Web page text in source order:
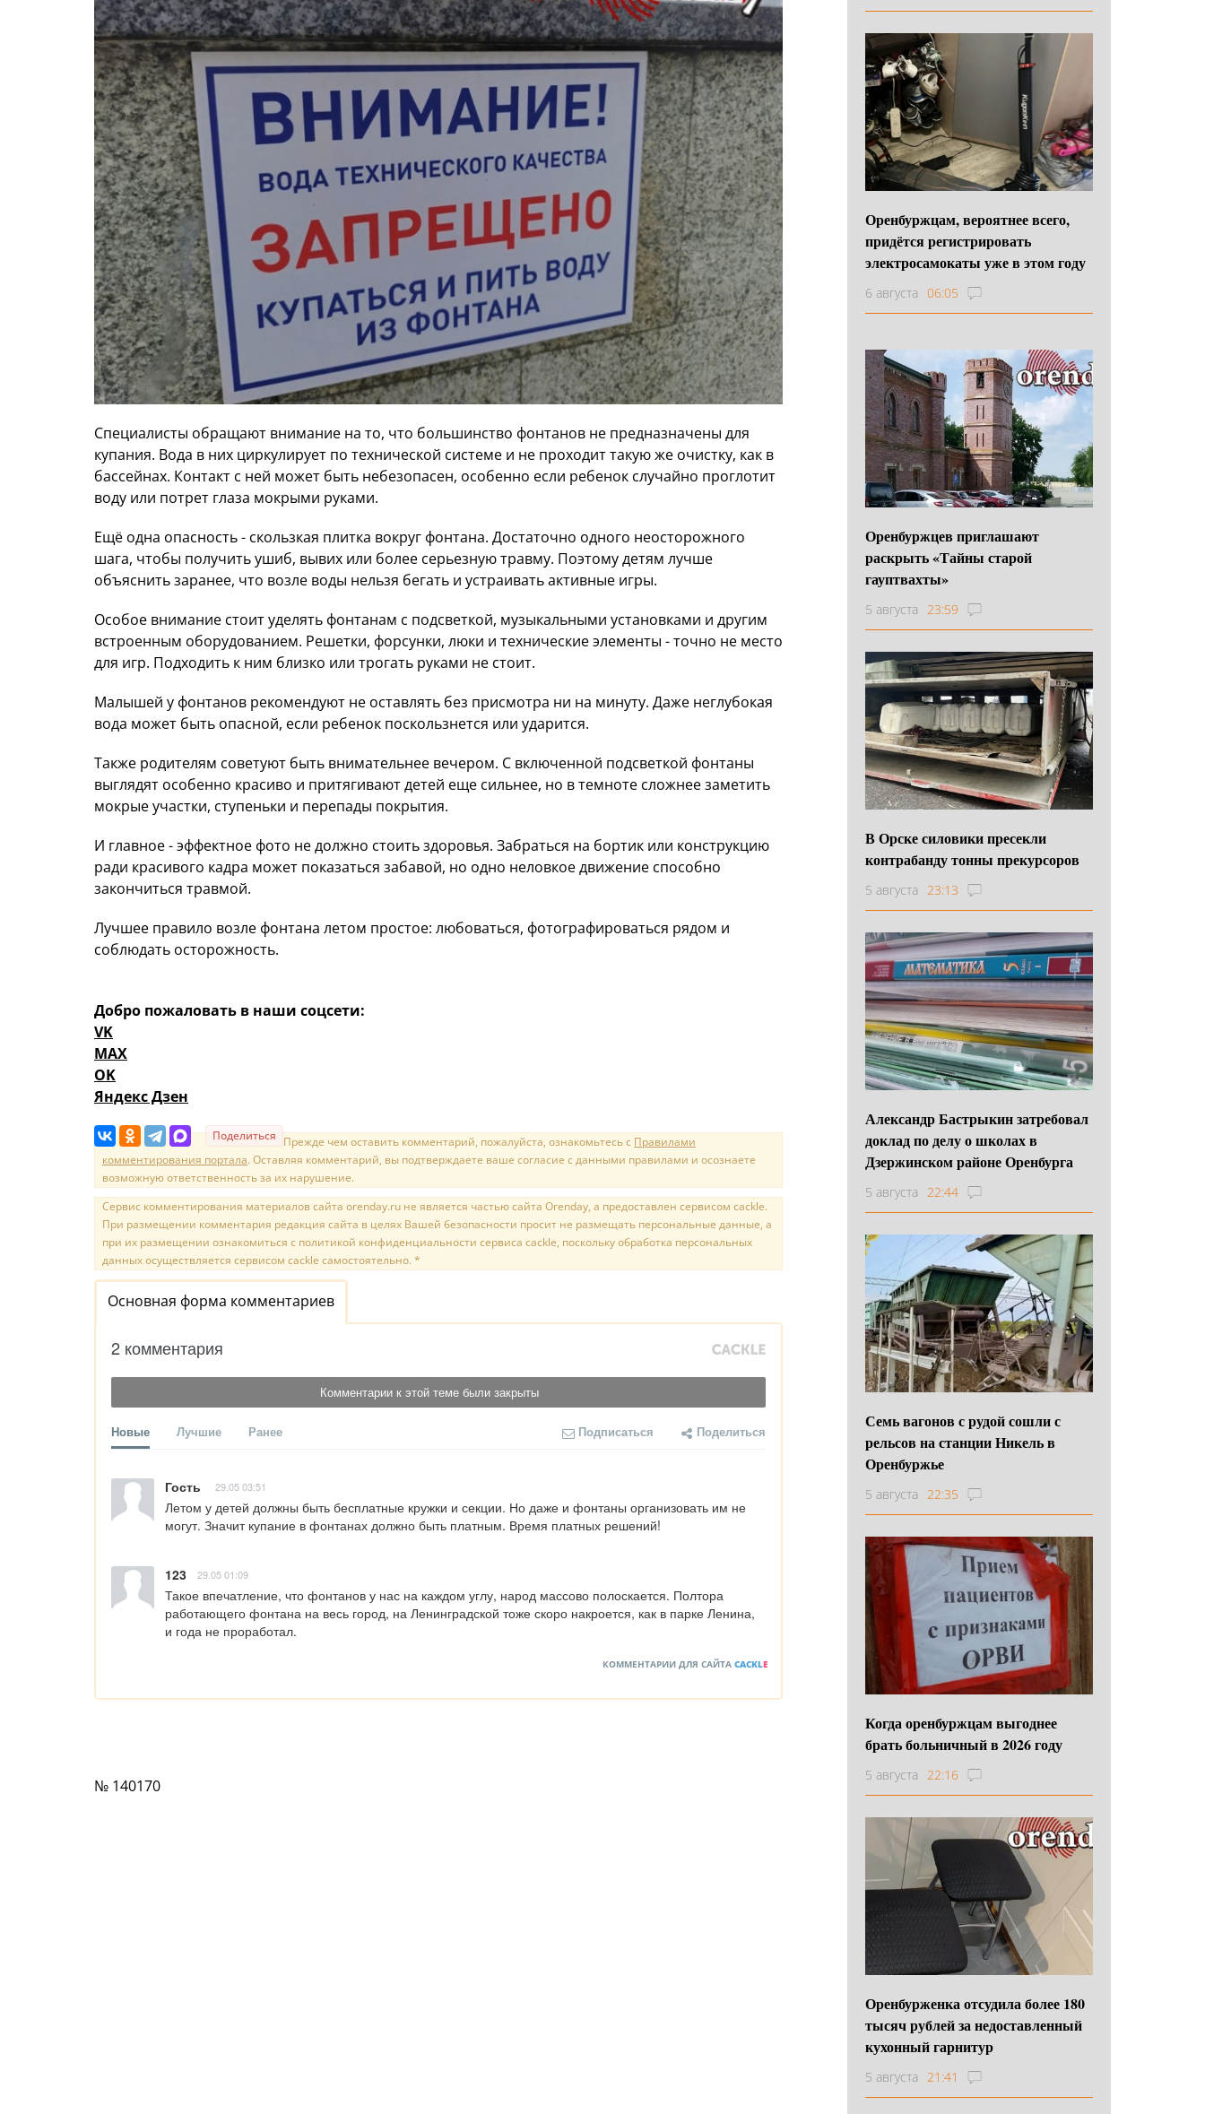
Специалисты обращают внимание на то, что большинство фонтанов не предназначены для
купания. Вода в них циркулирует по технической системе и не проходит такую же очистку, как в
бассейнах. Контакт с ней может быть небезопасен, особенно если ребенок случайно проглотит
воду или потрет глаза мокрыми руками.
Ещё одна опасность - скользкая плитка вокруг фонтана. Достаточно одного неосторожного
шага, чтобы получить ушиб, вывих или более серьезную травму. Поэтому детям лучше
объяснить заранее, что возле воды нельзя бегать и устраивать активные игры.
Особое внимание стоит уделять фонтанам с подсветкой, музыкальными установками и другим
встроенным оборудованием. Решетки, форсунки, люки и технические элементы - точно не место
для игр. Подходить к ним близко или трогать руками не стоит.
Малышей у фонтанов рекомендуют не оставлять без присмотра ни на минуту. Даже неглубокая
вода может быть опасной, если ребенок поскользнется или ударится.
Также родителям советуют быть внимательнее вечером. С включенной подсветкой фонтаны
выглядят особенно красиво и притягивают детей еще сильнее, но в темноте сложнее заметить
мокрые участки, ступеньки и перепады покрытия.
И главное - эффектное фото не должно стоить здоровья. Забраться на бортик или конструкцию
ради красивого кадра может показаться забавой, но одно неловкое движение способно
закончиться травмой.
Лучшее правило возле фонтана летом простое: любоваться, фотографироваться рядом и
соблюдать осторожность.
Добро пожаловать в наши соцсети:
VK
MAX
OK
Яндекс Дзен
Поделиться Прежде чем оставить комментарий, пожалуйста, ознакомьтесь с Правилами
комментирования портала. Оставляя комментарий, вы подтверждаете ваше согласие с данными правилами и осознаете
возможную ответственность за их нарушение.
Сервис комментирования материалов сайта orenday.ru не является частью сайта Orenday, а предоставлен сервисом cackle.
При размещении комментария редакция сайта в целях Вашей безопасности просит не размещать персональные данные, а
при их размещении ознакомиться с политикой конфиденциальности сервиса cackle, поскольку обработка персональных
данных осуществляется сервисом cackle самостоятельно. *
Основная форма комментариев
2 комментария
Комментарии к этой теме были закрыты
Новые Лучшие Ранее Подписаться Поделиться
Гость 29.05 03:51
Летом у детей должны быть бесплатные кружки и секции. Но даже и фонтаны организовать им не
могут. Значит купание в фонтанах должно быть платным. Время платных решений!
123 29.05 01:09
Такое впечатление, что фонтанов у нас на каждом углу, народ массово полоскается. Полтора
работающего фонтана на весь город, на Ленинградской тоже скоро накроется, как в парке Ленина,
и года не проработал.
КОММЕНТАРИИ ДЛЯ САЙТА CACKLE
№ 140170
Оренбуржцам, вероятнее всего,
придётся регистрировать
электросамокаты уже в этом году
6 августа 06:05
Оренбуржцев приглашают
раскрыть «Тайны старой
гауптвахты»
5 августа 23:59
В Орске силовики пресекли
контрабанду тонны прекурсоров
5 августа 23:13
Александр Бастрыкин затребовал
доклад по делу о школах в
Дзержинском районе Оренбурга
5 августа 22:44
Семь вагонов с рудой сошли с
рельсов на станции Никель в
Оренбуржье
5 августа 22:35
Когда оренбуржцам выгоднее
брать больничный в 2026 году
5 августа 22:16
Оренбурженка отсудила более 180
тысяч рублей за недоставленный
кухонный гарнитур
5 августа 21:41